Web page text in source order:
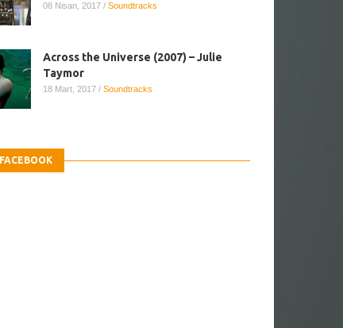
08 Nisan, 2017 / Soundtracks
Across the Universe (2007) – Julie
Taymor
18 Mart, 2017 / Soundtracks
FACEBOOK